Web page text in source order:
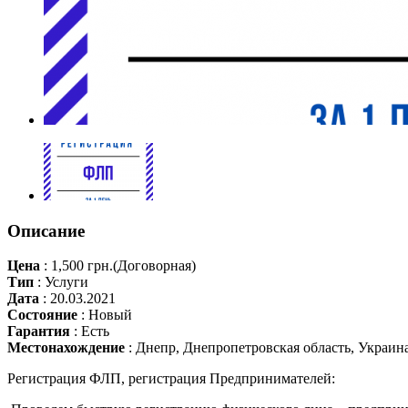
Описание
Цена : 1,500 грн.(Договорная)
Тип : Услуги
Дата : 20.03.2021
Состояние : Новый
Гарантия : Есть
Местонахождение : Днепр, Днепропетровская область,
Регистрация ФЛП, регистрация Предпринимателей: